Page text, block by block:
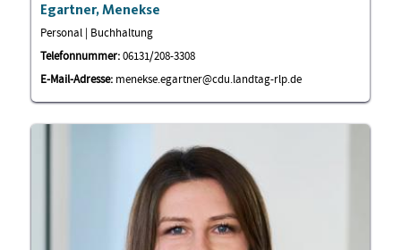
Egartner, Menekse
Personal | Buchhaltung
Telefonnummer:06131/208-3308
E-Mail-Adresse: menekse.egartner@cdu.landtag-rlp.de